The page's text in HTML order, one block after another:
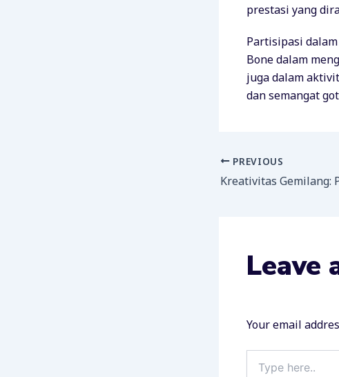
prestasi yang
Partisipasi
Bone dalam
juga dalam
dan semangat
PREVIOUS
Leave
Your email
here..